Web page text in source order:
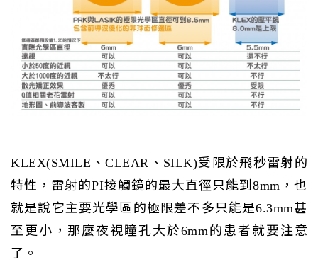
KLEX(SMILE、CLEAR、SILK)受限於飛秒雷射的
特性，雷射的PI接觸鏡的最大直徑只能到8mm，也
就是說它主要光學區的極限差不多只能是6.3mm甚
至更小，那麼夜視瞳孔大於6mm的患者就要注意
了。